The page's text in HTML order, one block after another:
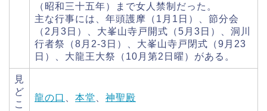
（昭和三十五年）まで女人禁制だった。
主な行事には、年頭護摩（1月1日）、節分会
（2月3日）、大峯山寺戸開式（5月3日）、洞川
行者祭（8月2-3日）、大峯山寺戸閉式（9月23
日）、大龍王大祭（10月第2日曜）がある。
見
ど
こ
龍の口 本堂 神聖殿